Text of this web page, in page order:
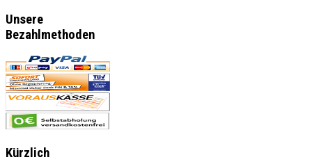
Unsere
Bezahlmethoden
Kürzlich